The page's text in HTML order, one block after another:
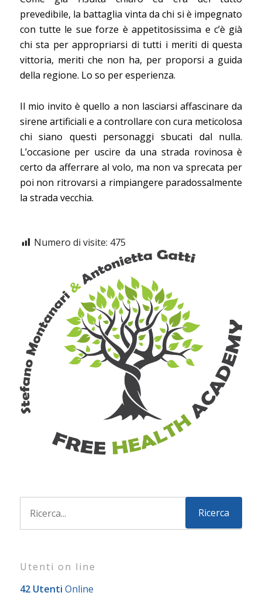
prevedibile, la battaglia vinta da chi si è impegnato
con tutte le sue forze è appetitosissima e c’è già
chi sta per appropriarsi di tutti i meriti di questa
vittoria, meriti che non ha, per proporsi a guida
della regione. Lo so per esperienza.
Il mio invito è quello a non lasciarsi affascinare da
sirene artificiali e a controllare con cura meticolosa
chi siano questi personaggi sbucati dal nulla.
L’occasione per uscire da una strada rovinosa è
certo da afferrare al volo, ma non va sprecata per
poi non ritrovarsi a rimpiangere paradossalmente
la strada vecchia.
Numero di visite: 475
Utenti on line
42 Utenti Online